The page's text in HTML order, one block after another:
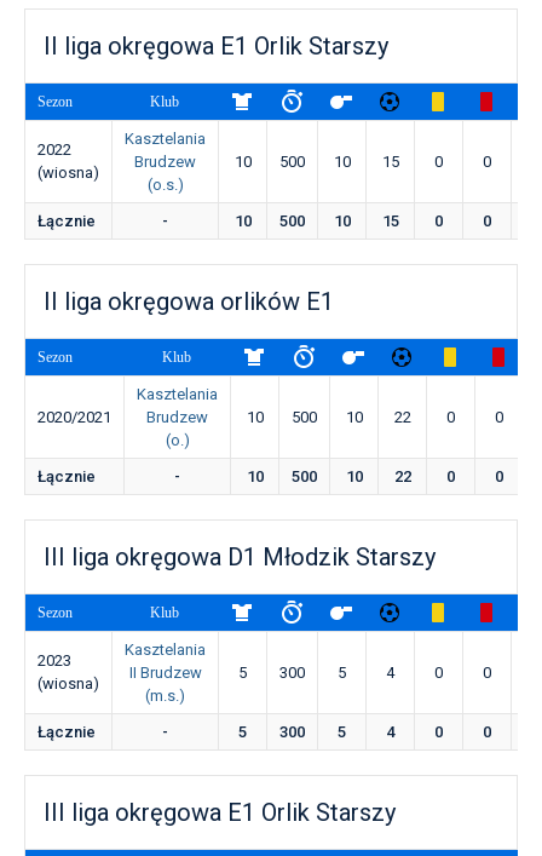
II liga okręgowa E1 Orlik Starszy
Sezon Klub
2022
(wiosna)
Kasztelania
Brudzew
(o.s.)
10 500 10 15 0 0
Łącznie - 10 500 10 15 0 0
II liga okręgowa orlików E1
Sezon Klub
2020/2021
Kasztelania
Brudzew
(o.)
10 500 10 22 0 0
Łącznie - 10 500 10 22 0 0
III liga okręgowa D1 Młodzik Starszy
Sezon Klub
2023
(wiosna)
Kasztelania
II Brudzew
(m.s.)
5 300 5 4 0 0
Łącznie - 5 300 5 4 0 0
III liga okręgowa E1 Orlik Starszy